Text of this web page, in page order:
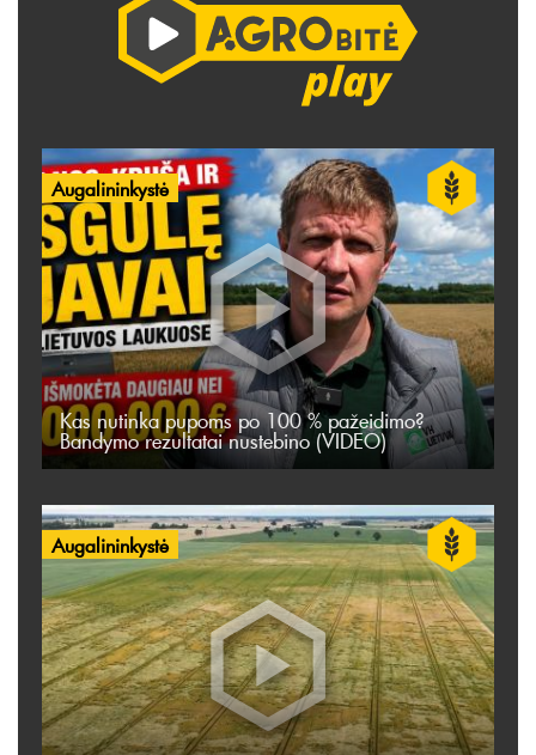
Augalininkystė
Kas nutinka pupoms po 100 % pažeidimo?
Bandymo rezultatai nustebino (VIDEO)
Augalininkystė